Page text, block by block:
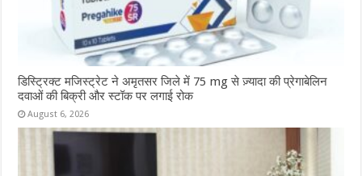
डिस्ट्रिक्ट मजिस्ट्रेट ने अमृतसर जिले में 75 mg से ज़्यादा की प्रेगाबेलिन
दवाओं की बिक्री और स्टॉक पर लगाई रोक
August 6, 2026